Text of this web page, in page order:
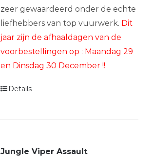
zeer gewaardeerd onder de echte
liefhebbers van top vuurwerk. Dit
jaar zijn de afhaaldagen van de
voorbestellingen op : Maandag 29
en Dinsdag 30 December !!
Details
Jungle Viper Assault